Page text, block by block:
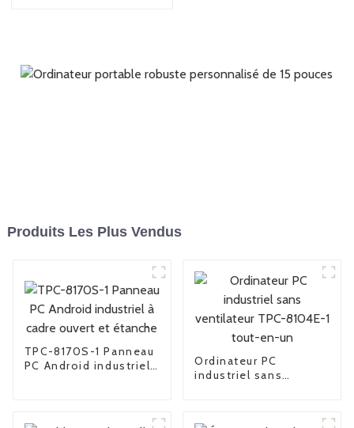
Produits Les Plus Vendus
TPC-8170S-1 Panneau
PC Android industriel
Ordinateur PC
industriel sans